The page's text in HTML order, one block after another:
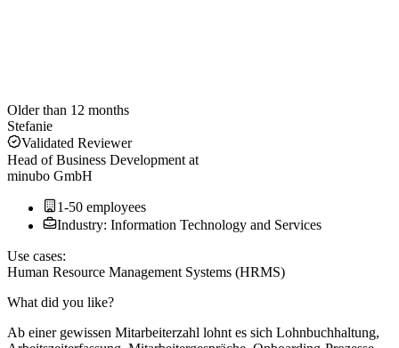
Older than 12 months
Stefanie
Validated Reviewer
Head of Business Development at
minubo GmbH
1-50 employees
Industry: Information Technology and Services
Use cases:
Human Resource Management Systems (HRMS)
What did you like?
Ab einer gewissen Mitarbeiterzahl lohnt es sich Lohnbuchhaltung,